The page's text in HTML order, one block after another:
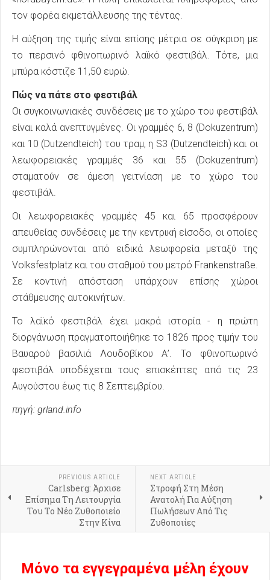
τον φορέα εκμετάλλευσης της τέντας.
Η αύξηση της τιμής είναι επίσης μέτρια σε σύγκριση με
το περσινό φθινοπωρινό λαϊκό φεστιβάλ. Τότε, μια
μπύρα κόστιζε 11,50 ευρώ.
Πώς να πάτε στο φεστιβάλ
Οι συγκοινωνιακές συνδέσεις με το χώρο του φεστιβάλ
είναι καλά ανεπτυγμένες. Οι γραμμές 6, 8 (Dokuzentrum)
και 10 (Dutzendteich) του τραμ, η S3 (Dutzendteich) και οι
λεωφορειακές γραμμές 36 και 55 (Dokuzentrum)
σταματούν σε άμεση γειτνίαση με το χώρο του
φεστιβάλ.
Οι λεωφορειακές γραμμές 45 και 65 προσφέρουν
απευθείας συνδέσεις με την κεντρική είσοδο, οι οποίες
συμπληρώνονται από ειδικά λεωφορεία μεταξύ της
Volksfestplatz και του σταθμού του μετρό Frankenstraße.
Σε κοντινή απόσταση υπάρχουν επίσης χώροι
στάθμευσης αυτοκινήτων.
Το λαϊκό φεστιβάλ έχει μακρά ιστορία - η πρώτη
διοργάνωση πραγματοποιήθηκε το 1826 προς τιμήν του
Βαυαρού βασιλιά Λουδοβίκου Α’. Το φθινοπωρινό
φεστιβάλ υποδέχεται τους επισκέπτες από τις 23
Αυγούστου έως τις 8 Σεπτεμβρίου.
πηγή: grland.info
PREVIOUS ARTICLE
Carlsberg: Άρχισε
Επίσημα Τη Λειτουργία
Του Το Νέο Ζυθοποιείο
Στην Κίνα
NEXT ARTICLE
Στροφή Στη Μέση
Ανατολή Για Αύξηση
Πωλήσεων Από Τις
Ζυθοποιίες
Μόνο τα εγγεγραμένα μέλη έχουν